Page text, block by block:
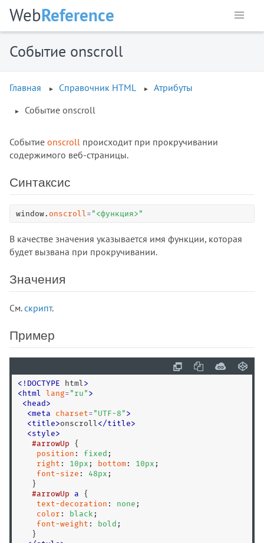
WebReference
Событие onscroll
Главная Справочник HTML
Атрибуты
Событие onscroll
Событие onscroll происходит при прокручивании
содержимого веб-страницы.
Синтаксис
window. onscroll = " <функция> "
В качестве значения указывается имя функции, которая
будет вызвана при прокручивании.
Значения
См.скрипт.
Пример
< ! DOCTYPE html >
< html lang= " ru " >
< head >
<meta charset= " UTF-8 " >
<title>onscroll </title>
<style>
#arrowUp {
position : fixed ;
right : 10px ; bottom : 10px ;
font-size : 48px ;
   }
#arrowUp a {
text-decoration : none ;
color : black ;
font-weight : bold ;
   }